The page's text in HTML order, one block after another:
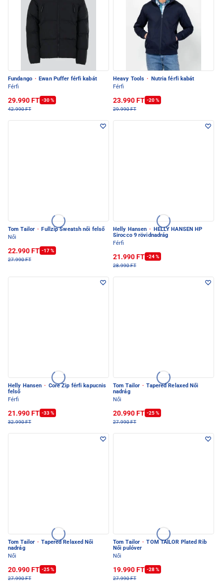
Fundango · Ewan Puffer férfi kabát
Férfi
29.990 FT -30 %
42.990 FT
Heavy Tools ·
Nutria férfi kabát
Férfi
23.990 FT -20 %
29.990 FT
Tom Tailor · Fullzip Sweatsh női felső
Női
22.990 FT -17 %
27.990 FT
Helly Hansen ·
HELLY HANSEN HP
Sirocco 9 rövidnadrág
Férfi
21.990 FT -24 %
28.990 FT
Helly Hansen · Core Zip férfi kapucnis
felső
Férfi
21.990 FT -33 %
32.990 FT
Tom Tailor · Tapered Relaxed Női
nadrág
Női
20.990 FT -25 %
27.990 FT
Tom Tailor · Tapered Relaxed Női
nadrág
Női
20.990 FT -25 %
27.990 FT
Tom Tailor · TOM TAILOR Plated Rib
Női pulóver
Női
19.990 FT -28 %
27.990 FT